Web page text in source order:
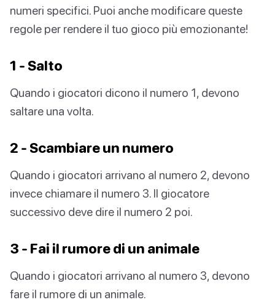
numeri specifici. Puoi anche modificare queste
regole per rendere il tuo gioco più emozionante!
1 - Salto
Quando i giocatori dicono il numero 1, devono
saltare una volta.
2 - Scambiare un numero
Quando i giocatori arrivano al numero 2, devono
invece chiamare il numero 3. Il giocatore
successivo deve dire il numero 2 poi.
3 - Fai il rumore di un animale
Quando i giocatori arrivano al numero 3, devono
fare il rumore di un animale.